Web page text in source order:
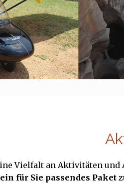
Vielfalt an Aktivitäten und
ein für Sie passendes Paket